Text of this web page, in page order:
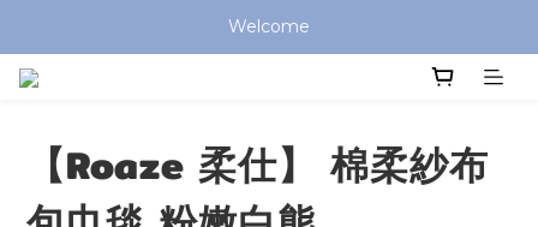
全館滿 $799 免運費 (僅提供台灣本島區域，外島地區請洽客服)
Welcome
全館滿 $799 免運費 (僅提供台灣本島區域，外島地區請洽客服)
【Roaze 柔仕】 棉柔紗布